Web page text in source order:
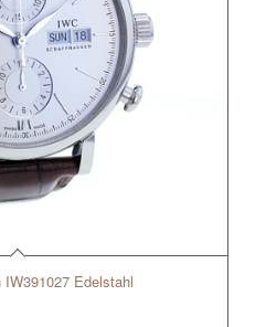
Edelstahl